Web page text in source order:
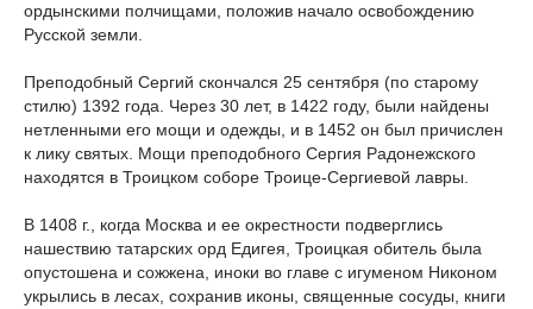
ордынскими полчищами, положив начало освобождению
Русской земли.
Преподобный Сергий скончался 25 сентября (по старому
стилю) 1392 года. Через 30 лет, в 1422 году, были найдены
нетленными его мощи и одежды, и в 1452 он был причислен
к лику святых. Мощи преподобного Сергия Радонежского
находятся в Троицком соборе Троице-Сергиевой лавры.
В 1408 г., когда Москва и ее окрестности подверглись
нашествию татарских орд Едигея, Троицкая обитель была
опустошена и сожжена, иноки во главе с игуменом Никоном
укрылись в лесах, сохранив иконы, священные сосуды, книги